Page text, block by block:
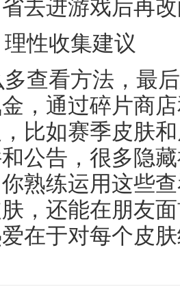
去进游戏后再
性收集建议
查看方法，最
，通过碎片商
比如赛季皮肤
公告，很多隐
熟练运用这些
，还能在朋友
在于对每个皮